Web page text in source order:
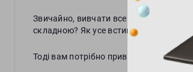
Звичайно, вивчати все нове краще з
складною? Як усе встигнути і не
Тоді вам потрібно привести вашу